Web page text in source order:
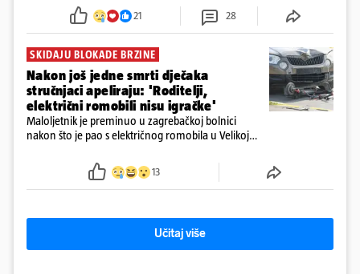
tamošnji liječnici ne vjeruju u oporavak: 'Imamo
21 28
SKIDAJU BLOKADE BRZINE
Nakon još jedne smrti dječaka
stručnjaci apeliraju: 'Roditelji,
električni romobili nisu igračke'
Maloljetnik je preminuo u zagrebačkoj bolnici
nakon što je pao s električnog romobila u Velikoj
13
Učitaj više